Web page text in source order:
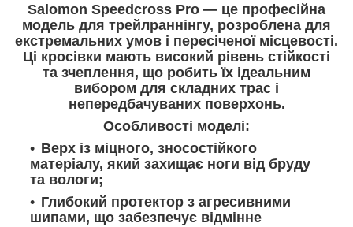
Salomon Speedcross Pro — це професійна
модель для трейлраннінгу, розроблена для
екстремальних умов і пересіченої місцевості.
Ці кросівки мають високий рівень стійкості
та зчеплення, що робить їх ідеальним
вибором для складних трас і
непередбачуваних поверхонь.
Особливості моделі:
Верх із міцного, зносостійкого
матеріалу, який захищає ноги від бруду
та вологи;
Глибокий протектор з агресивними
шипами, що забезпечує відмінне